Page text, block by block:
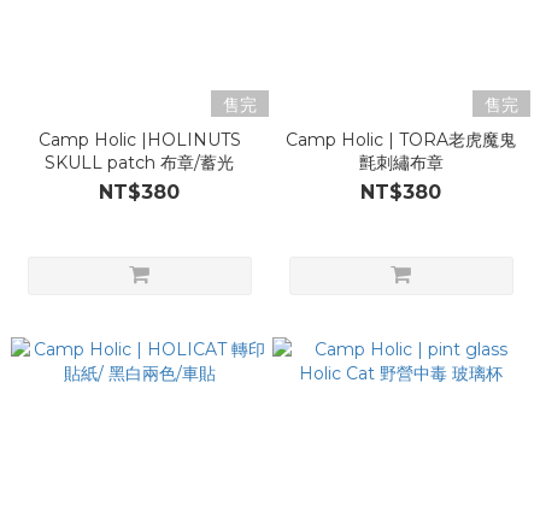
售完
Camp Holic |HOLINUTS
SKULL patch 布章/蓄光
NT$380
售完
Camp Holic | TORA老虎魔鬼
氈刺繡布章
NT$380